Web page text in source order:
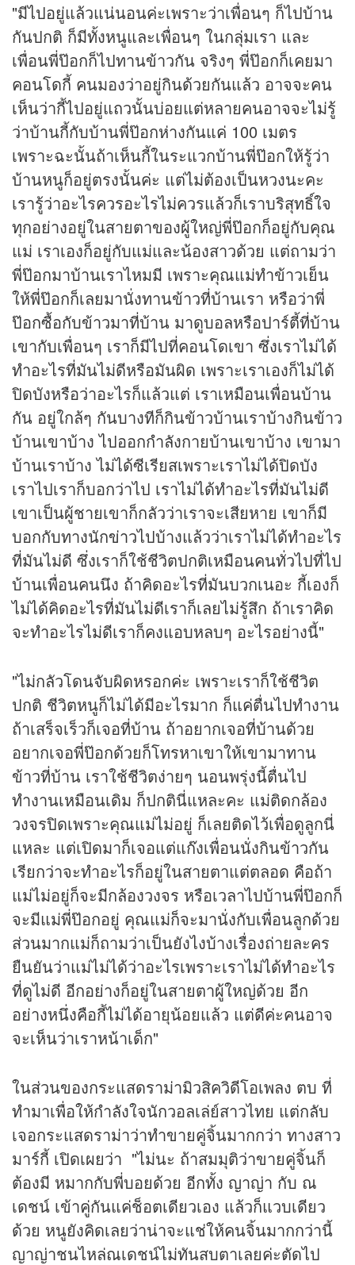
"มีไปอยู่แล้วแน่นอนค่ะเพราะว่าเพื่อนๆ ก็ไปบ้าน
กันปกติ ก็มีทั้งหนูและเพื่อนๆ ในกลุ่มเรา และ
เพื่อนพี่ป๊อกก็ไปทานข้าวกัน จริงๆ พี่ป๊อกก็เคยมา
คอนโดกี้ คนมองว่าอยู่กินด้วยกันแล้ว อาจจะคน
เห็นว่ากี้ไปอยู่แถวนั้นบ่อยแต่หลายคนอาจจะไม่รู้
ว่าบ้านกี้กับบ้านพี่ป๊อกห่างกันแค่ 100 เมตร
เพราะฉะนั้นถ้าเห็นกี้ในระแวกบ้านพี่ป๊อกให้รู้ว่า
บ้านหนูก็อยู่ตรงนั้นค่ะ แต่ไม่ต้องเป็นหวงนะคะ
เรารู้ว่าอะไรควรอะไรไม่ควรแล้วก็เราบริสุทธิ์ใจ
ทุกอย่างอยู่ในสายตาของผู้ใหญ่พี่ป๊อกก็อยู่กับคุณ
แม่ เราเองก็อยู่กับแม่และน้องสาวด้วย แต่ถามว่า
พี่ป๊อกมาบ้านเราไหมมี เพราะคุณแม่ทำข้าวเย็น
ให้พี่ป๊อกก็เลยมานั่งทานข้าวที่บ้านเรา หรือว่าพี่
ป๊อกซื้อกับข้าวมาที่บ้าน มาดูบอลหรือปาร์ตี้ที่บ้าน
เขากับเพื่อนๆ เราก็มีไปที่คอนโดเขา ซึ่งเราไม่ได้
ทำอะไรที่มันไม่ดีหรือมันผิด เพราะเราเองก็ไม่ได้
ปิดบังหรือว่าอะไรก็แล้วแต่ เราเหมือนเพื่อนบ้าน
กัน อยู่ใกล้ๆ กันบางทีก็กินข้าวบ้านเราบ้างกินข้าว
บ้านเขาบ้าง ไปออกกำลังกายบ้านเขาบ้าง เขามา
บ้านเราบ้าง ไม่ได้ซีเรียสเพราะเราไม่ได้ปิดบัง
เราไปเราก็บอกว่าไป เราไม่ได้ทำอะไรที่มันไม่ดี
เขาเป็นผู้ชายเขาก็กลัวว่าเราจะเสียหาย เขาก็มี
บอกกับทางนักข่าวไปบ้างแล้วว่าเราไม่ได้ทำอะไร
ที่มันไม่ดี ซึ่งเราก็ใช้ชีวิตปกติเหมือนคนทั่วไปที่ไป
บ้านเพื่อนคนนึง ถ้าคิดอะไรที่มันบวกเนอะ กี้เองก็
ไม่ได้คิดอะไรที่มันไม่ดีเราก็เลยไม่รู้สึก ถ้าเราคิด
จะทำอะไรไม่ดีเราก็คงแอบหลบๆ อะไรอย่างนี้"
"ไม่กลัวโดนจับผิดหรอกค่ะ เพราะเราก็ใช้ชีวิต
ปกติ ชีวิตหนูก็ไม่ได้มีอะไรมาก ก็แค่ตื่นไปทำงาน
ถ้าเสร็จเร็วก็เจอที่บ้าน ถ้าอยากเจอที่บ้านด้วย
อยากเจอพี่ป๊อกด้วยก็โทรหาเขาให้เขามาทาน
ข้าวที่บ้าน เราใช้ชีวิตง่ายๆ นอนพรุ่งนี้ตื่นไป
ทำงานเหมือนเดิม ก็ปกตินี่แหละคะ แม่ติดกล้อง
วงจรปิดเพราะคุณแม่ไม่อยู่ ก็เลยติดไว้เพื่อดูลูกนี่
แหละ แต่เปิดมาก็เจอแต่แก๊งเพื่อนนั่งกินข้าวกัน
เรียกว่าจะทำอะไรก็อยู่ในสายตาแต่ตลอด คือถ้า
แม่ไม่อยู่ก็จะมีกล้องวงจร หรือเวลาไปบ้านพี่ป๊อกก็
จะมีแม่พี่ป๊อกอยู่ คุณแม่ก็จะมานั่งกับเพื่อนลูกด้วย
ส่วนมากแม่ก็ถามว่าเป็นยังไงบ้างเรื่องถ่ายละคร
ยืนยันว่าแม่ไม่ได้ว่าอะไรเพราะเราไม่ได้ทำอะไร
ที่ดูไม่ดี อีกอย่างก็อยู่ในสายตาผู้ใหญ่ด้วย อีก
อย่างหนึ่งคือกี้ไม่ได้อายุน้อยแล้ว แต่ดีค่ะคนอาจ
จะเห็นว่าเราหน้าเด็ก"
ในส่วนของกระแสดราม่ามิวสิควิดีโอเพลง ตบ ที่
ทำมาเพื่อให้กำลังใจนักวอลเล่ย์สาวไทย แต่กลับ
เจอกระแสดราม่าว่าทำขายคู่จิ้นมากกว่า ทางสาว
มาร์กี้ เปิดเผยว่า "ไม่นะ ถ้าสมมุติว่าขายคู่จิ้นก็
ต้องมี หมากกับพี่บอยด้วย อีกทั้ง ญาญ่า กับ ณ
เดชน์ เข้าคู่กันแค่ช็อตเดียวเอง แล้วก็แวบเดียว
ด้วย หนูยังคิดเลยว่าน่าจะแช่ให้คนจิ้นมากกว่านี้
ญาญ่าชนไหล่ณเดชน์ไม่ทันสบตาเลยค่ะตัดไป